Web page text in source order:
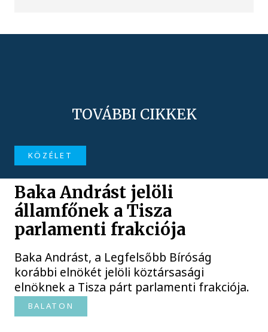
TOVÁBBI CIKKEK
KÖZÉLET
Baka Andrást jelöli
államfőnek a Tisza
parlamenti frakciója
Baka Andrást, a Legfelsőbb Bíróság
korábbi elnökét jelöli köztársasági
elnöknek a Tisza párt parlamenti frakciója.
BALATON